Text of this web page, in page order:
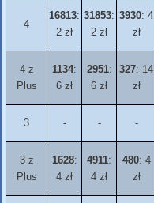
4
16813:
2 zł
31853:
2 zł
3930: 4
zł
4 z
Plus
1134:
6 zł
2951:
6 zł
327: 14
zł
3 - - -
3 z
Plus
1628:
4 zł
4911:
4 zł
480: 4
zł